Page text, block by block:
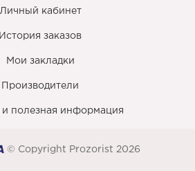
Личный кабинет
История заказов
Мои закладки
Производители
и полезная информация
© Copyright Prozorist 2026